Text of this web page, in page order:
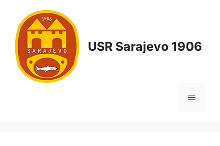
USR Sarajevo 1906